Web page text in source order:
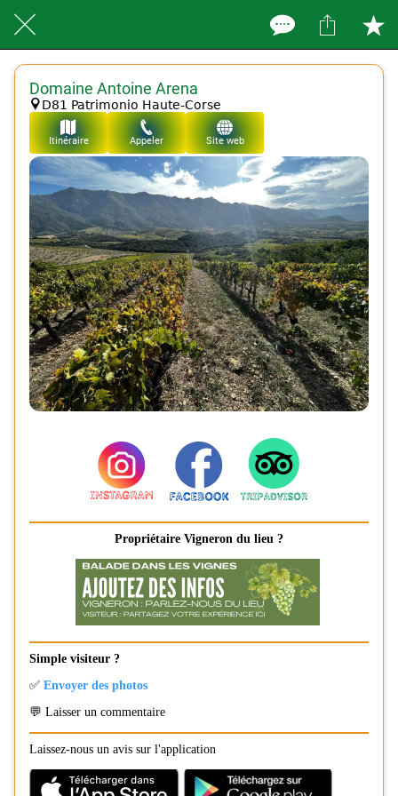
Domaine Antoine Arena
D81 Patrimonio Haute-Corse
Itinéraire Appeler Site web
Propriétaire Vigneron du lieu ?
Simple visiteur ?
✅ Envoyer des photos
💬 Laisser un commentaire
Laissez-nous un avis sur l'application